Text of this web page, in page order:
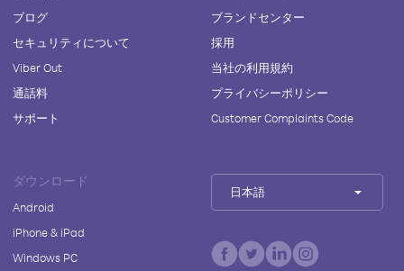
ブログ
セキュリティについて
Viber Out
通話料
サポート
ブランドセンター
採用
当社の利用規約
プライバシーポリシー
Customer Complaints Code
ダウンロード
Android
iPhone & iPad
Windows PC
日本語